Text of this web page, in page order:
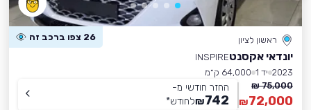
ראשון לציון 26 צפו ברכב זה
יונדאי אקסנטINSPIRE
2023 יד 1
64,000 ק״מ
75,000 ₪
72,000
₪
החזר חודשי מ-
742
₪לחודש*